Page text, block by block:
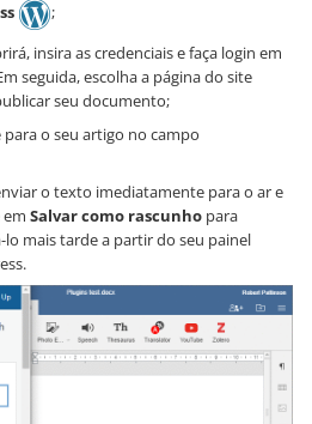
;
insira as credenciais e faça login em
seguida, escolha a página do site
seu documento;
o seu artigo no campo
o texto imediatamente para o ar e
Salvar como rascunho para
mais tarde a partir do seu painel